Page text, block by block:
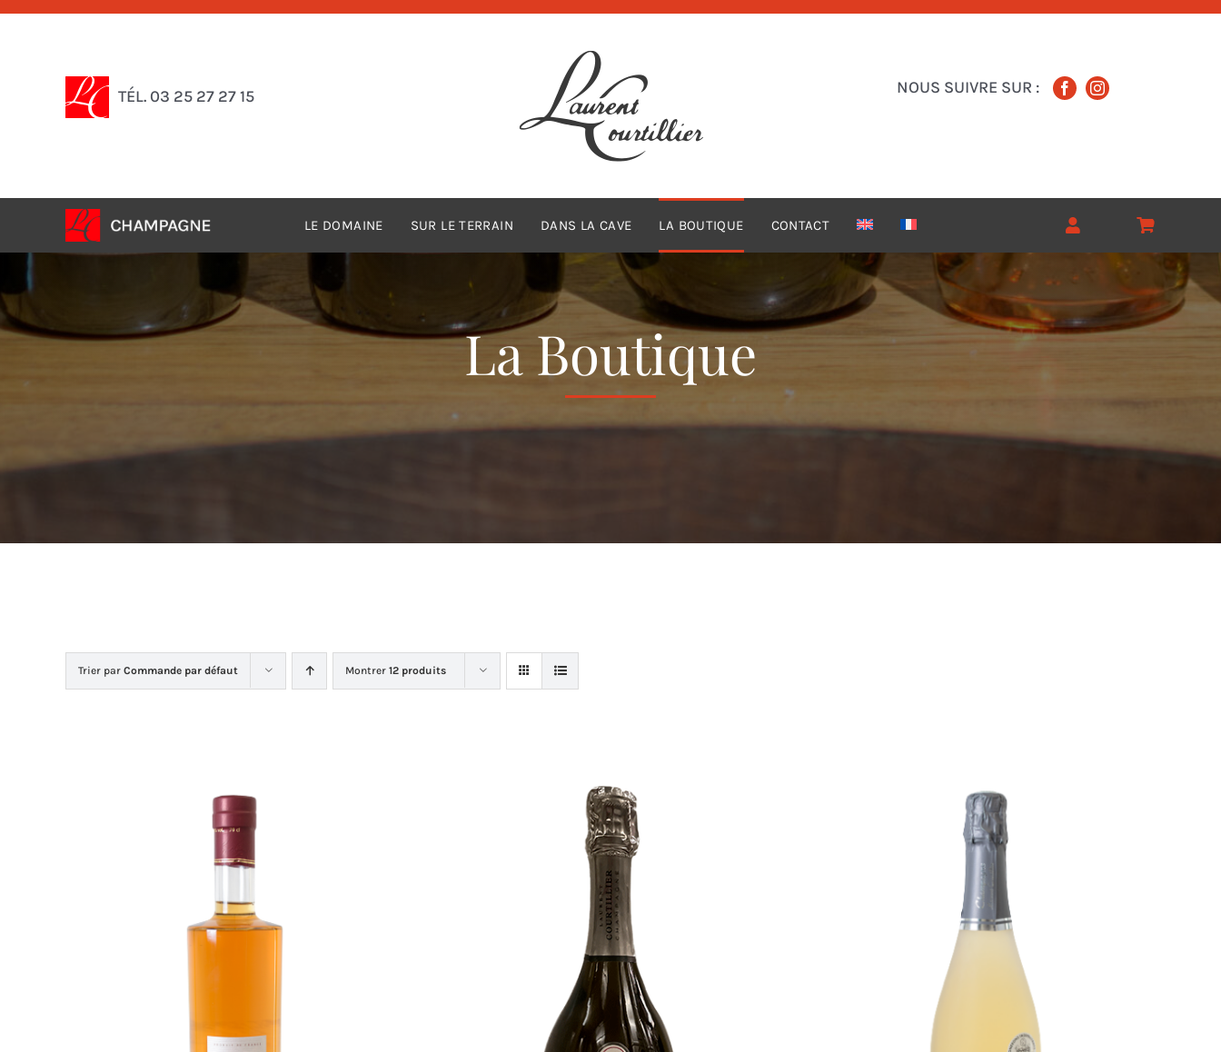
TÉL. 03 25 27 27 15 NOUS SUIVRE SUR :
LE DOMAINE SUR LE TERRAIN DANS LA CAVE LA BOUTIQUE CONTACT
La Boutique
Trier par Commande par défaut Montrer 12 produits